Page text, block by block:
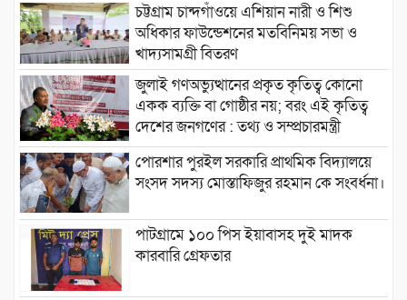
চট্টগ্রাম চান্দগাঁওয়ে এশিয়ান নারী ও শিশু
অধিকার ফাউন্ডেশনের মতবিনিময় সভা ও
খাদ্যসামগ্রী বিতরণ
জুলাই গণঅভ্যুত্থানের প্রকৃত কৃতিত্ব কোনো
একক ব্যক্তি বা গোষ্ঠীর নয়; বরং এই কৃতিত্ব
দেশের জনগণের : তথ্য ও সম্প্রচারমন্ত্রী
পোরশার পুরইল সরকারি প্রাথমিক বিদ্যালয়ে
সংসদ সদস্য মোস্তাফিজুর রহমান কে সংবর্ধনা।
পাটগ্রামে ১০০ পিস ইয়াবাসহ দুই মাদক
কারবারি গ্রেফতার